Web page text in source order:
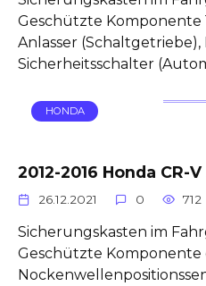
Geschützte Komponente
Anlasser
Sicherheitsschalter
HONDA
2012-2016 Honda
26.12.2021 0 712
Sicherungskasten im
Geschützte Komponente